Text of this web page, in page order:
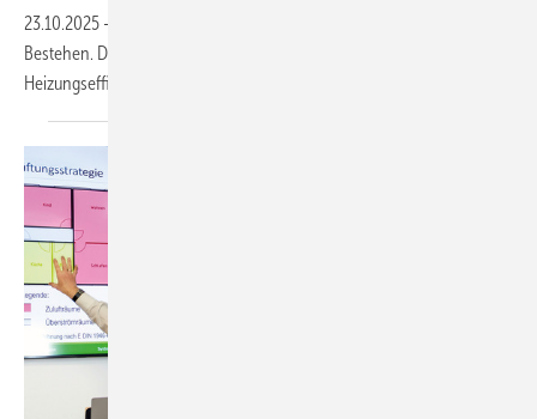
23.10.2025 -
Bestehen. Das Rendemix-Konzept zur Steigerung der
Heizungseffizienz ist seit über 2 Jahrzehnten am